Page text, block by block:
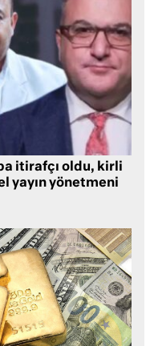
itirafçı oldu, kirli
yayın yönetmeni